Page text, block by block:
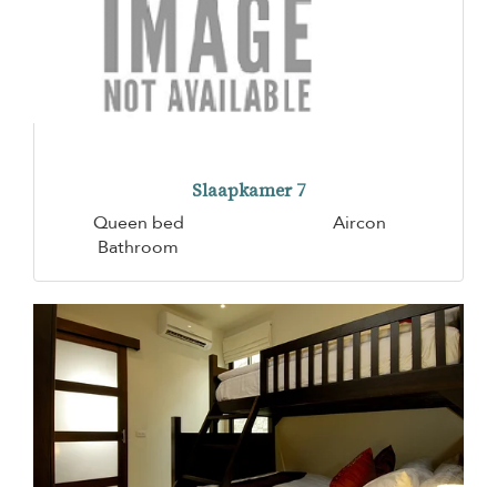
Slaapkamer 7
Queen bed
Aircon
Bathroom